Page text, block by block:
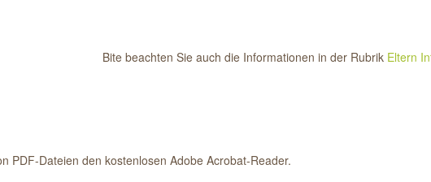
Bite beachten Sie auch die Informationen in der Rubrik Eltern
PDF-Dateien den kostenlosen Adobe Acrobat-Reader.